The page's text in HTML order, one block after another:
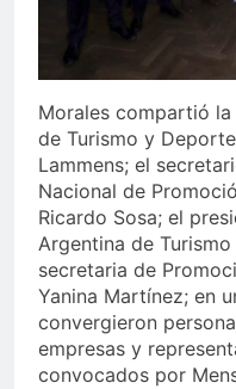
Morales compartió
de Turismo y
Lammens; el
Nacional de
Ricardo Sosa; el
Argentina de
secretaria de
Yanina Martínez; en
convergieron
empresas y
convocados por